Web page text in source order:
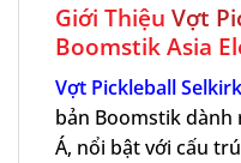
Giới Thiệu Vợt
Boomstik Asia
Vợt Pickleball
bản Boomstik
Á, nổi bật với cấu